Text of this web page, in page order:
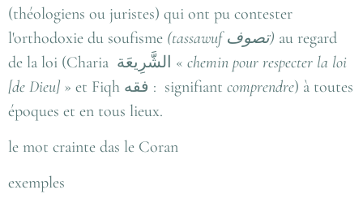
(théologiens ou juristes) qui ont pu contester
l'orthodoxie du soufisme (tassawufتصوف) au regard
de la loi (Charia الشَّرِيعَة « chemin pour respecter la loi
[de Dieu] » et Fiqh فقه : signifiant comprendre) à toutes
époques et en tous lieux.
le mot crainte das le Coran
exemples